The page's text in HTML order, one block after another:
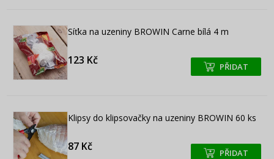
Síťka na uzeniny BROWIN Carne bílá 4 m
123 Kč +
+ PŘIDAT
Klipsy do klipsovačky na uzeniny BROWIN 60 ks
87 Kč +
+ PŘIDAT